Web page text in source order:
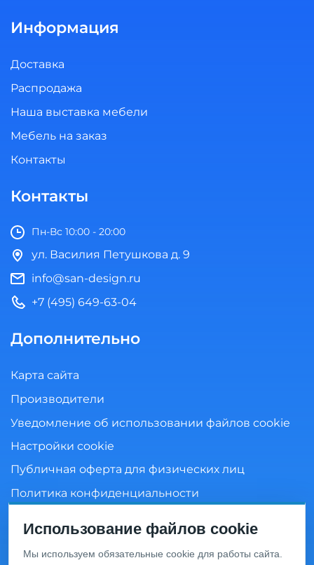
Информация
Доставка
Распродажа
Наша выставка мебели
Мебель на заказ
Контакты
Контакты
Пн-Вс 10:00 - 20:00
ул. Василия Петушкова д. 9
info@san-design.ru
+7 (495) 649-63-04
Дополнительно
Карта сайта
Производители
Уведомление об использовании файлов cookie
Настройки cookie
Публичная оферта для физических лиц
Политика конфиденциальности
Использование файлов cookie
Мы используем обязательные cookie для работы сайта.